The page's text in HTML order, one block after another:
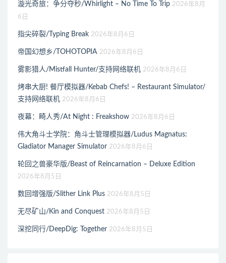
漩光奇旅：争分夺秒/Whirlight – No Time To Trip 2026年8月
6日
指尖碎裂/Typing Break 2026年8月6日
帝国幻想乡/TOHOTOPIA 2026年8月6日
雾影猎人/Mistfall Hunter/支持网络联机 2026年8月6日
烤串大厨! 餐厅模拟器/Kebab Chefs! – Restaurant Simulator/
支持网络联机 2026年8月6日
夜幕：畸人秀/At Night : Freakshow 2026年8月6日
伟大角斗士学院：角斗士管理模拟器/Ludus Magnatus:
Gladiator Manager Simulator 2026年8月6日
轮回之兽豪华版/Beast of Reincarnation – Deluxe Edition
2026年8月5日
数回增强版/Slither Link Plus 2026年8月5日
无尽矿山/Kin and Conquest 2026年8月5日
深挖同行/DeepDig: Together 2026年8月5日